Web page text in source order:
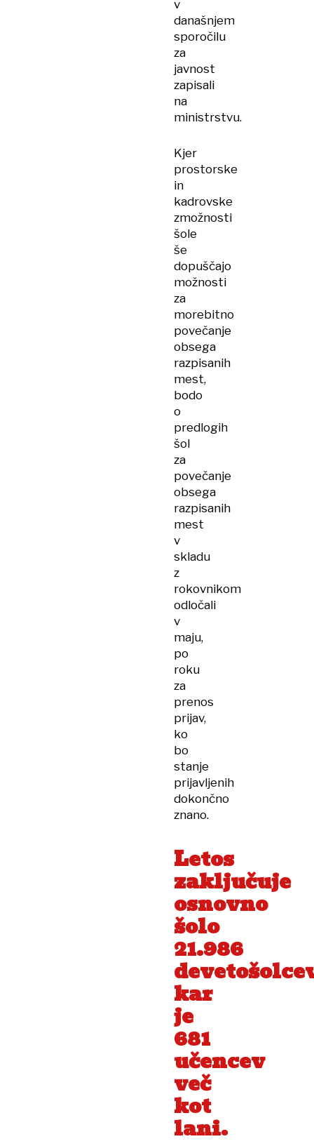
v
današnjem
sporočilu
za
javnost
zapisali
na
ministrstvu.
Kjer
prostorske
in
kadrovske
zmožnosti
šole
še
dopuščajo
možnosti
za
morebitno
povečanje
obsega
razpisanih
mest,
bodo
o
predlogih
šol
za
povečanje
obsega
razpisanih
mest
v
skladu
z
rokovnikom
odločali
v
maju,
po
roku
za
prenos
prijav,
ko
bo
stanje
prijavljenih
dokončno
znano.
Letos
zaključuje
osnovno
šolo
21.986
kar
je
681
učencev
več
kot
lani.